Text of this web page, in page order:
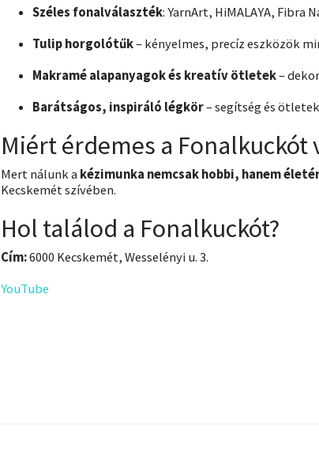
Széles fonalválaszték: YarnArt, HiMALAYA, Fibra
Tulip horgolótűk– kényelmes, precíz eszközök
Makramé alapanyagok és kreatív ötletek–
Barátságos, inspiráló légkör– segítség és
Miért érdemes a Fonalkuckót
Mert nálunk akézimunka nemcsak hobbi, hanem
Kecskemét szívében.
Hol találod a Fonalkuckót?
Cím:6000 Kecskemét, Wesselényi u. 3.
YouTube